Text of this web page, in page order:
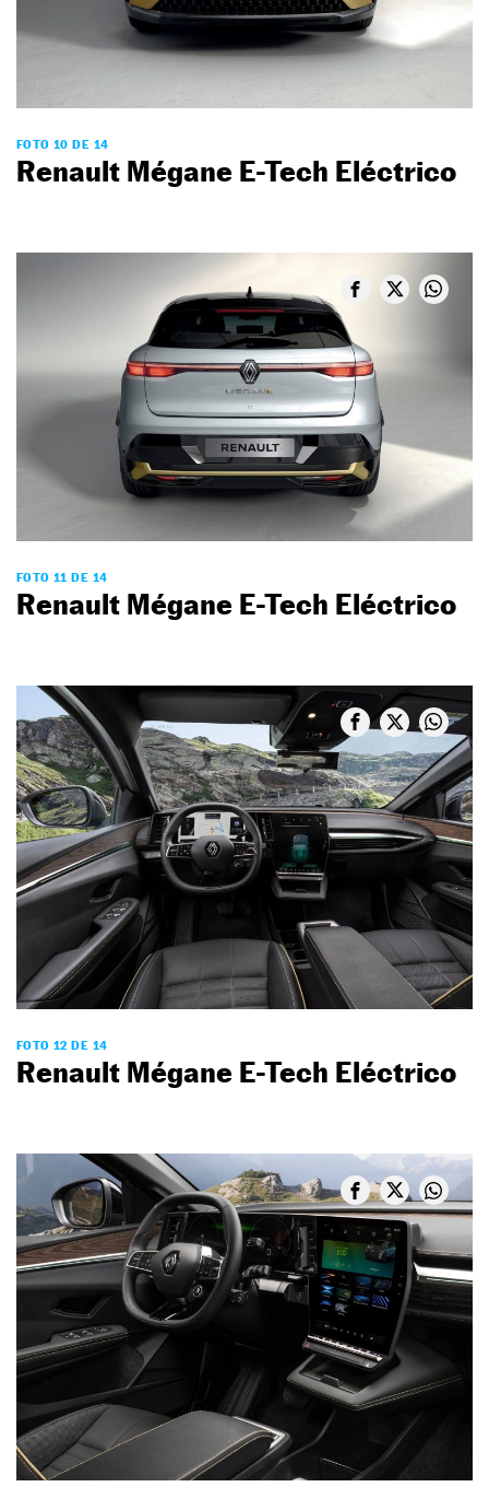
FOTO 10 DE 14
Renault Mégane E-Tech Eléctrico
FOTO 11 DE 14
Renault Mégane E-Tech Eléctrico
FOTO 12 DE 14
Renault Mégane E-Tech Eléctrico